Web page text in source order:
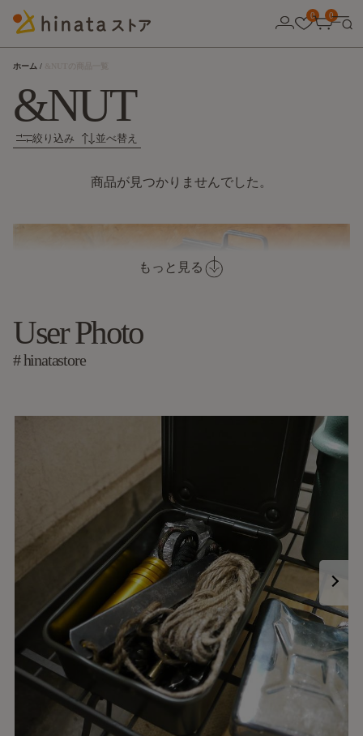
0
0
ホーム
&NUT
絞り込み 並べ替え
商品が見つかりませんでした。
もっと見る
また古来から受け継がれる伝統工芸品なども。
それらの持つ機能性や素材感、意匠を理解し 重視しなが
そこに必要最低限のデザインをプラスする事によって、
視点を変えると それが感性をくすぐる新たなデザインに
なる。
消耗品として作られたモノにしかない、ある種「雑」で
「粗悪」なモノにだけ感じられる雑貨の本質。
量産されることなく、ひとつひとつ ヒトからヒトへ受け
継がれ、
いつからか「伝統工芸」と呼ばれるようになった雑貨。
User Photo
# hinatastore